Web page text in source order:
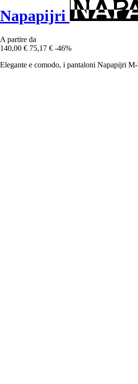
Napapijri
A partire da
140,00 € 75,17 € -46%
Elegante e comodo, i pantaloni Napapijri